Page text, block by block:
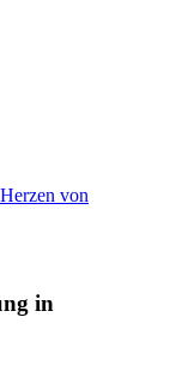
von
in